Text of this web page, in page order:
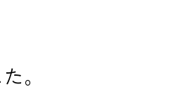
。